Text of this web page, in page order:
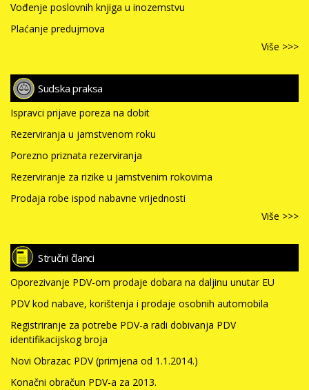
Vođenje poslovnih knjiga u inozemstvu
Plaćanje predujmova
Više >>>
Sudska praksa
Ispravci prijave poreza na dobit
Rezerviranja u jamstvenom roku
Porezno priznata rezerviranja
Rezerviranje za rizike u jamstvenim rokovima
Prodaja robe ispod nabavne vrijednosti
Više >>>
Stručni članci
Oporezivanje PDV-om prodaje dobara na daljinu unutar EU
PDV kod nabave, korištenja i prodaje osobnih automobila
Registriranje za potrebe PDV-a radi dobivanja PDV
identifikacijskog broja
Novi Obrazac PDV (primjena od 1.1.2014.)
Konačni obračun PDV-a za 2013.